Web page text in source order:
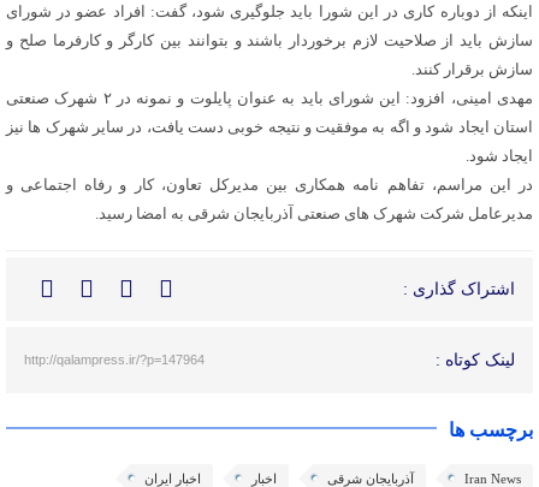
اینکه از دوباره کاری در این شورا باید جلوگیری شود، گفت: افراد عضو در شورای
سازش باید از صلاحیت لازم برخوردار باشند و بتوانند بین کارگر و کارفرما صلح و
سازش برقرار کنند.
مهدی امینی، افزود: این شورای باید به عنوان پایلوت و نمونه در ۲ شهرک صنعتی
استان ایجاد شود و اگه به موفقیت و نتیجه خوبی دست یافت، در سایر شهرک ها نیز
ایجاد شود.
در این مراسم، تفاهم نامه همکاری بین مدیرکل تعاون، کار و رفاه اجتماعی و
مدیرعامل شرکت شهرک های صنعتی آذربایجان شرقی به امضا رسید.
اشتراک گذاری :
لینک کوتاه : http://qalampress.ir/?p=147964
برچسب ها
Iran News آذربایجان شرقی اخبار اخبار ایران